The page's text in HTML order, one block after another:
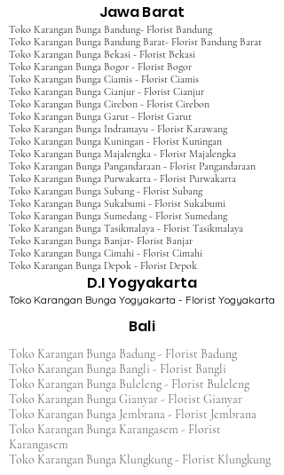
Jawa Barat
Toko Karangan Bunga Bandung- Florist Bandung
Toko Karangan Bunga Bandung Barat- Florist Bandung Barat
Toko Karangan Bunga Bekasi - Florist Bekasi
Toko Karangan Bunga Bogor - Florist Bogor
Toko Karangan Bunga Ciamis - Florist Ciamis
Toko Karangan Bunga Cianjur - Florist Cianjur
Toko Karangan Bunga Cirebon - Florist Cirebon
Toko Karangan Bunga Garut - Florist Garut
Toko Karangan Bunga Indramayu - Florist Karawang
Toko Karangan Bunga Kuningan - Florist Kuningan
Toko Karangan Bunga Majalengka - Florist Majalengka
Toko Karangan Bunga Pangandaraan - Florist Pangandaraan
Toko Karangan Bunga Purwakarta - Florist Purwakarta
Toko Karangan Bunga Subang - Florist Subang
Toko Karangan Bunga Sukabumi - Florist Sukabumi
Toko Karangan Bunga Sumedang - Florist Sumedang
Toko Karangan Bunga Tasikmalaya - Florist Tasikmalaya
Toko Karangan Bunga Banjar- Florist Banjar
Toko Karangan Bunga Cimahi - Florist Cimahi
Toko Karangan Bunga Depok - Florist Depok
D.I Yogyakarta
Toko Karangan Bunga Yogyakarta - Florist Yogyakarta
Bali
Toko Karangan Bunga Badung - Florist Badung
Toko Karangan Bunga Bangli - Florist Bangli
Toko Karangan Bunga Buleleng - Florist Buleleng
Toko Karangan Bunga Gianyar - Florist Gianyar
Toko Karangan Bunga Jembrana - Florist Jembrana
Toko Karangan Bunga Karangasem - Florist
Karangasem
Toko Karangan Bunga Klungkung - Florist Klungkung